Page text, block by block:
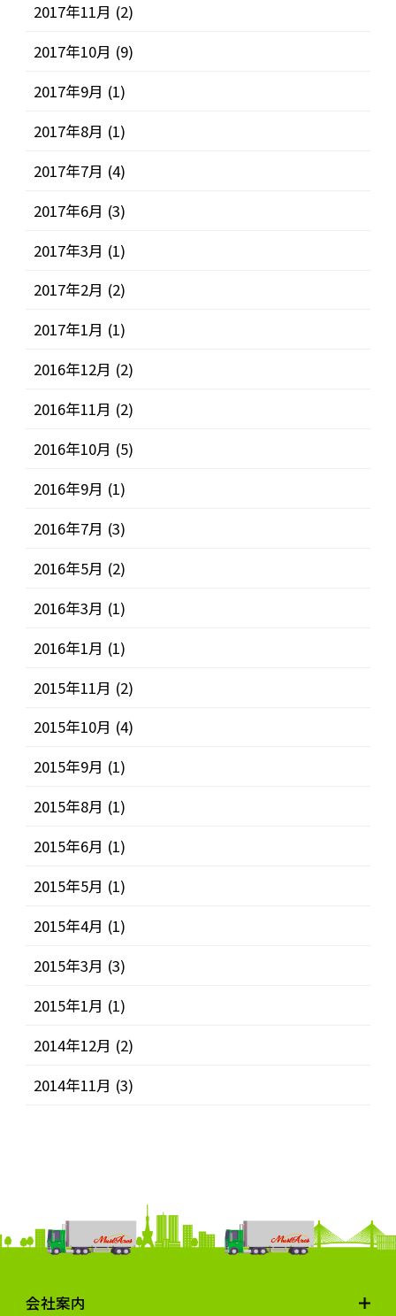
2017年11月 (2)
2017年10月 (9)
2017年9月 (1)
2017年8月 (1)
2017年7月 (4)
2017年6月 (3)
2017年3月 (1)
2017年2月 (2)
2017年1月 (1)
2016年12月 (2)
2016年11月 (2)
2016年10月 (5)
2016年9月 (1)
2016年7月 (3)
2016年5月 (2)
2016年3月 (1)
2016年1月 (1)
2015年11月 (2)
2015年10月 (4)
2015年9月 (1)
2015年8月 (1)
2015年6月 (1)
2015年5月 (1)
2015年4月 (1)
2015年3月 (3)
2015年1月 (1)
2014年12月 (2)
2014年11月 (3)
会社案内